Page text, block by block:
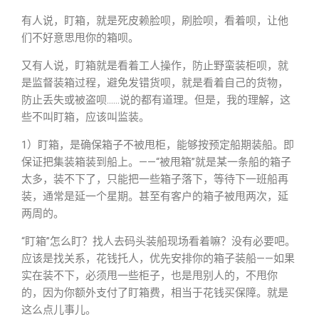
有人说，盯箱，就是死皮赖脸呗，刷脸呗，看着呗，让他
们不好意思甩你的箱呗。
又有人说，盯箱就是看着工人操作，防止野蛮装柜呗，就
是监督装箱过程，避免发错货呗，就是看着自己的货物，
防止丢失或被盗呗……说的都有道理。但是，我的理解，这
些不叫盯箱，应该叫监装。
1）盯箱，是确保箱子不被甩柜，能够按预定船期装船。即
保证把集装箱装到船上。——“被甩箱”就是某一条船的箱子
太多，装不下了，只能把一些箱子落下，等待下一班船再
装，通常是延一个星期。甚至有客户的箱子被甩两次，延
两周的。
“盯箱”怎么盯？找人去码头装船现场看着嘛？没有必要吧。
应该是找关系，花钱托人，优先安排你的箱子装船——如果
实在装不下，必须甩一些柜子，也是甩别人的，不甩你
的，因为你额外支付了盯箱费，相当于花钱买保障。就是
这么点儿事儿。